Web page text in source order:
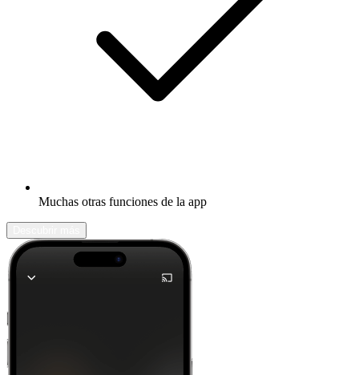
Muchas otras funciones de la app